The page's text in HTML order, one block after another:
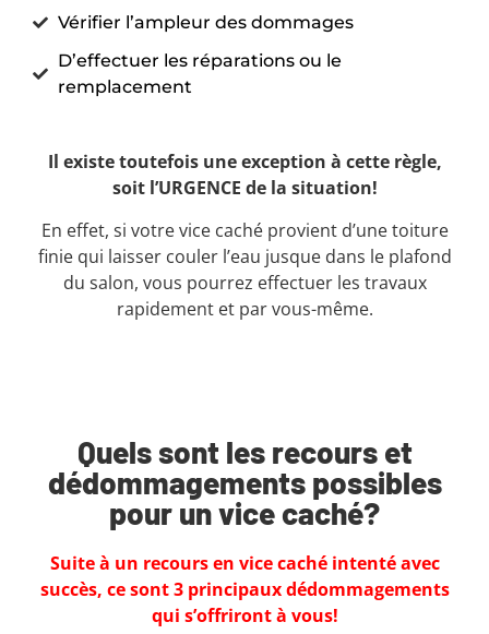
Vérifier l’ampleur des dommages
D’effectuer les réparations ou le
remplacement
Il existe toutefois une exception à cette règle,
soit l’URGENCE de la situation!
En effet, si votre vice caché provient d’une toiture
finie qui laisser couler l’eau jusque dans le plafond
du salon, vous pourrez effectuer les travaux
rapidement et par vous-même.
Quels sont les recours et
dédommagements possibles
pour un vice caché?
Suite à un recours en vice caché intenté avec
succès, ce sont 3 principaux dédommagements
qui s’offriront à vous!